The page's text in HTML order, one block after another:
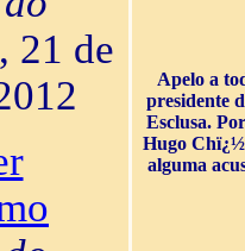
, 21 de
Apelo a
presidente
Esclusa.
Hugo
alguma